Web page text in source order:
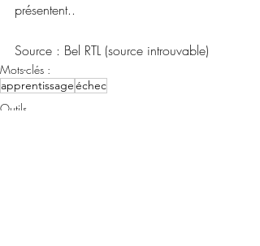
présentent..
Source : Bel RTL (source introuvable)
Mots-clés :
apprentissageéchec
Outils